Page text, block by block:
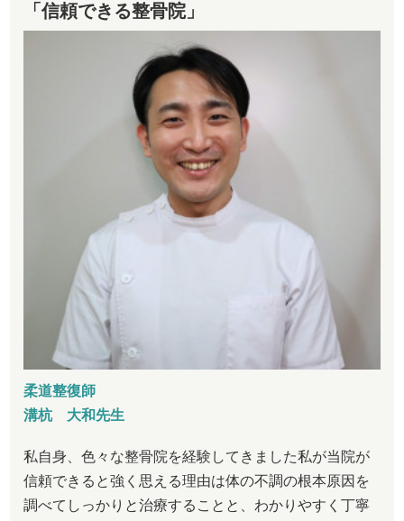
「信頼できる整骨院」
柔道整復師
溝杭 大和先生
私自身、色々な整骨院を経験してきました私が当院が
信頼できると強く思える理由は体の不調の根本原因を
調べてしっかりと治療することと、わかりやすく丁寧